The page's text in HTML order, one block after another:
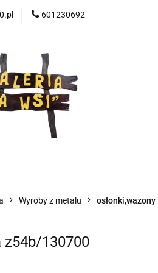
601230692
Wyroby z metalu osłonki,wazony
z54b/130700